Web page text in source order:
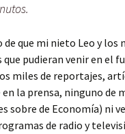
de que mi nieto Leo y los
pudieran venir en el
miles de reportajes,
en la prensa, ninguno de
sobre de Economía) ni
de radio y